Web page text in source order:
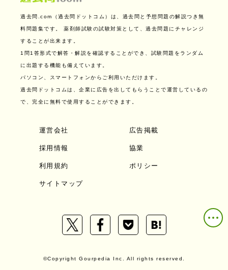
過去問.com（過去問ドットコム）は、過去問と予想問題の解説つき無
料問題集です。 薬剤師試験の試験対策として、過去問題にチャレンジ
することが出来ます。
1問1答形式で解答・解説を確認することができ、試験問題をランダム
に出題する機能も備えています。
パソコン、スマートフォンからご利用いただけます。
過去問ドットコムは、企業に広告を出してもらうことで運営しているの
で、完全に無料で使用することができます。
運営会社 広告掲載
採用情報 協業
利用規約 ポリシー
サイトマップ
©Copyright Gourpedia Inc. All rights reserved.